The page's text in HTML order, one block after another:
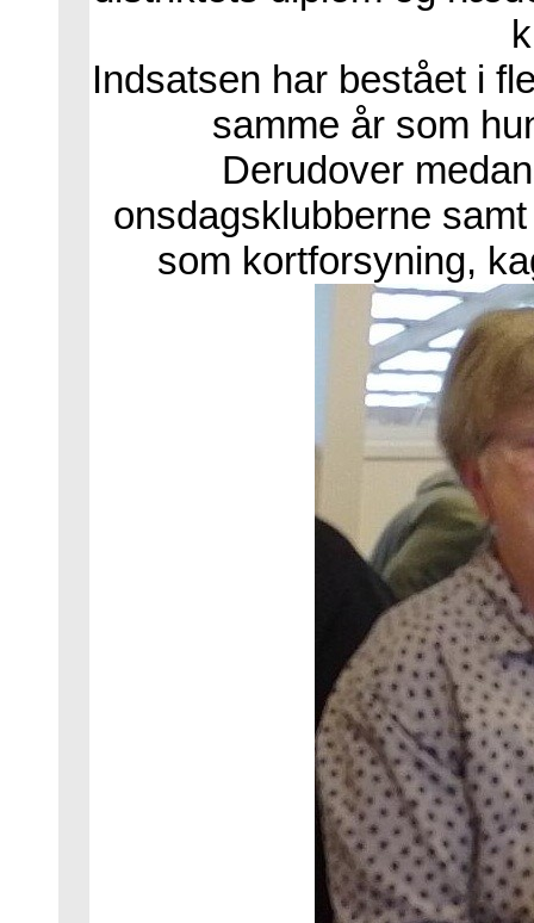
Indsatsen har bestået i
samme år som
Derudover
onsdagsklubberne
som kortforsyning,